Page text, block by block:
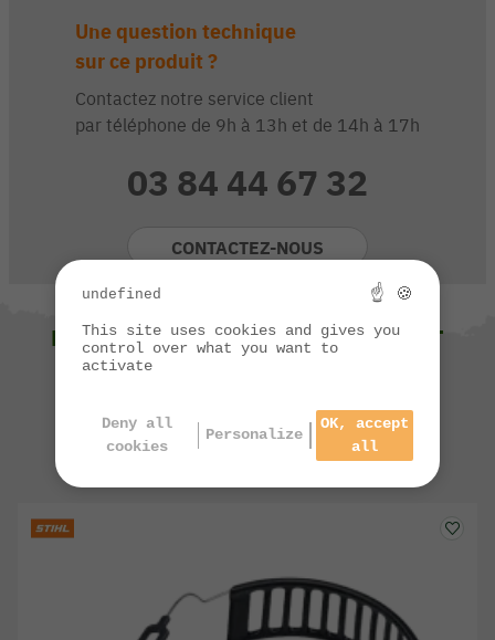
Une question technique
sur ce produit ?
Contactez notre service client
par téléphone de 9h à 13h et de 14h à 17h
03 84 44 67 32
CONTACTEZ-NOUS
NOUS VOUS SUGGÉRONS ÉGALEMENT
undefined ☝ 🍪
This site uses cookies and gives you
control over what you want to
activate
Deny all
cookies
Personalize
OK, accept
all